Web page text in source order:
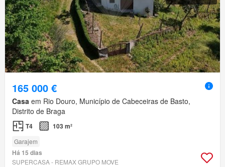
165 000 €
Casa em Rio Douro, Município de Cabeceiras de Basto,
Distrito de Braga
T4 103 m²
Garajem
Há 15 dias
SUPERCASA - REMAX GRUPO MOVE